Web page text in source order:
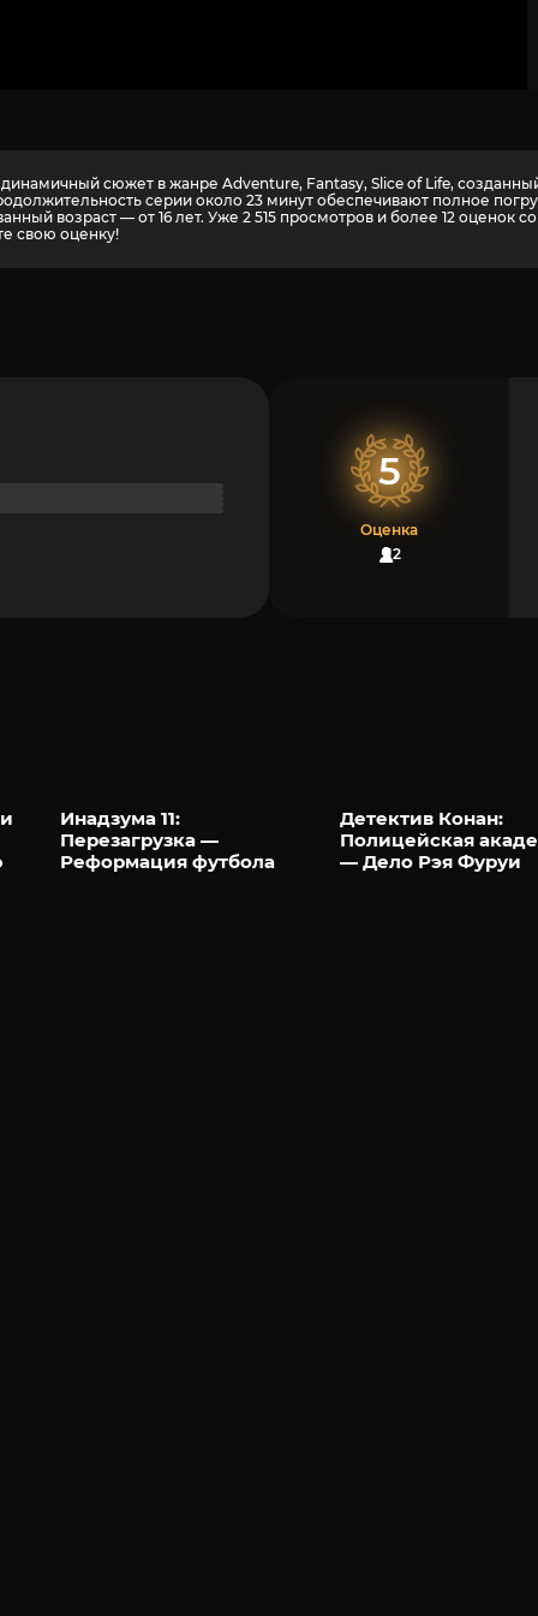
сюжет в жанре Adventure, Fantasy, Slice of Life,
серии около 23 минут обеспечивают полное
возраст — от 16 лет. Уже 2 515 просмотров и более 12 оценок
свою оценку!
5
Оценка
12
Инадзума 11:
Перезагрузка —
Реформация футбола
Детектив Конан:
Полицейская
— Дело Рэя Фуруи